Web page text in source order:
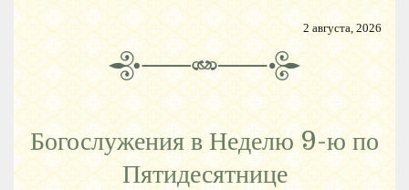
2 августа, 2026
Богослужения в Неделю 9-ю по
Пятидесятнице